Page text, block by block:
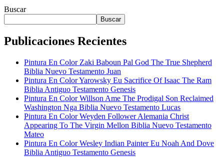
Buscar
Buscar
Publicaciones Recientes
Pintura En Color Zaki Baboun Pal God The True Shepherd
Biblia Nuevo Testamento Juan
Pintura En Color Yarowsky Eu Sacrifice Of Isaac The Ram
Biblia Antiguo Testamento Genesis
Pintura En Color Willson Ame The Prodigal Son Reclaimed
Washington Nga Biblia Nuevo Testamento Lucas
Pintura En Color Weyden Follower Alemania Christ
Appearing To The Virgin Mellon Biblia Nuevo Testamento
Mateo
Pintura En Color Wesley Indian Painter Eu Noah And Dove
Biblia Antiguo Testamento Genesis